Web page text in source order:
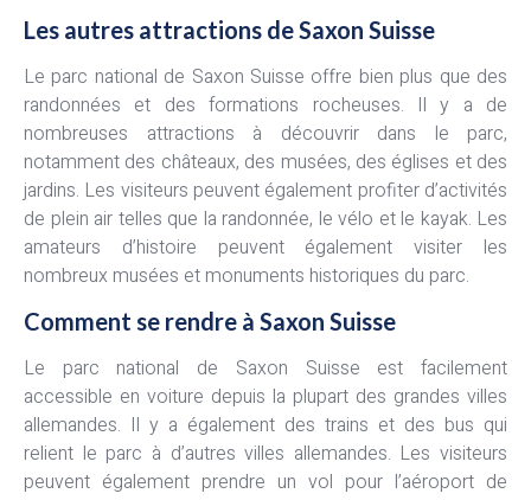
Les autres attractions de Saxon Suisse
Le parc national de Saxon Suisse offre bien plus que des
randonnées et des formations rocheuses. Il y a de
nombreuses attractions à découvrir dans le parc,
notamment des châteaux, des musées, des églises et des
jardins. Les visiteurs peuvent également profiter d’activités
de plein air telles que la randonnée, le vélo et le kayak. Les
amateurs d’histoire peuvent également visiter les
nombreux musées et monuments historiques du parc.
Comment se rendre à Saxon Suisse
Le parc national de Saxon Suisse est facilement
accessible en voiture depuis la plupart des grandes villes
allemandes. Il y a également des trains et des bus qui
relient le parc à d’autres villes allemandes. Les visiteurs
peuvent également prendre un vol pour l’aéroport de